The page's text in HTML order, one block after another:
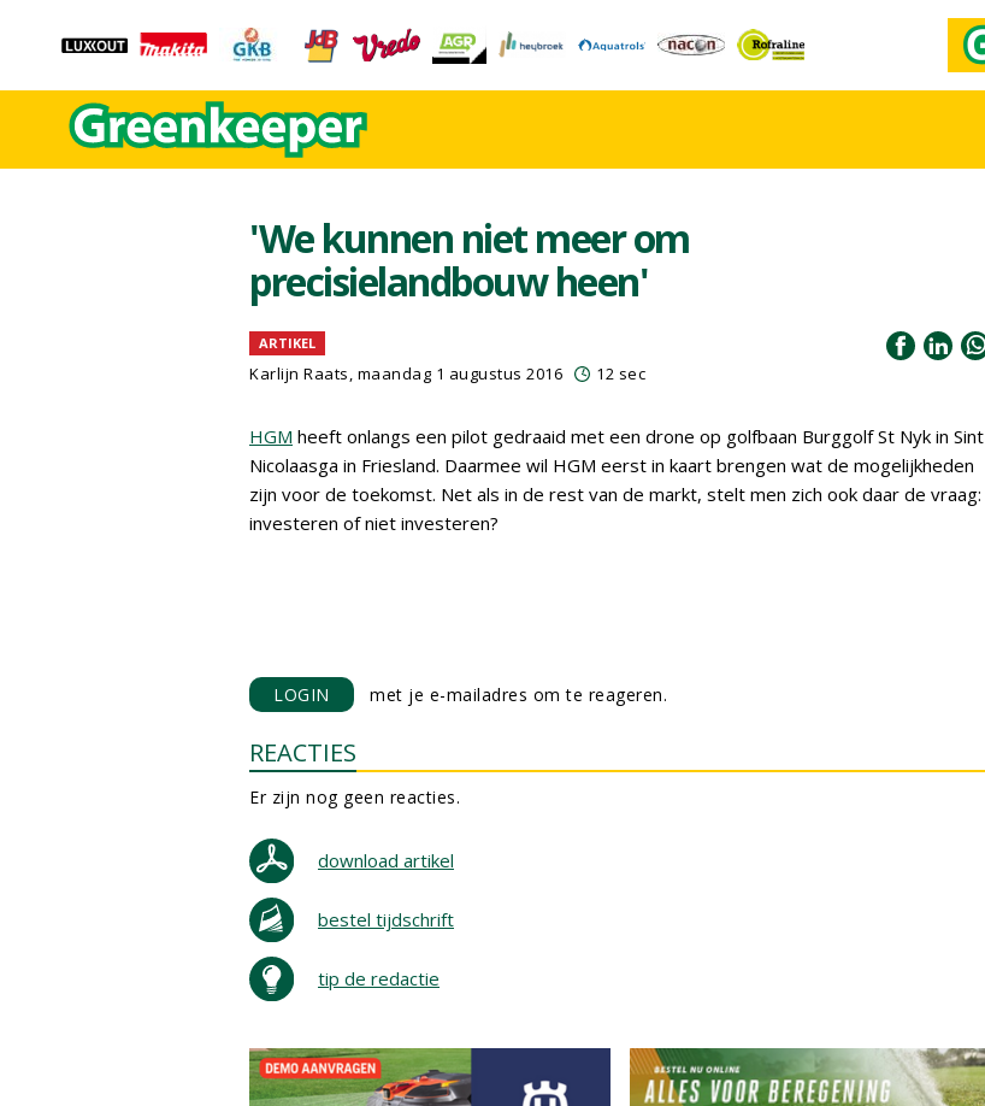
'We kunnen niet meer om
precisielandbouw heen'
ARTIKEL
Karlijn Raats, maandag 1 augustus 2016 12 sec
HGM heeft onlangs een pilot gedraaid met een drone op golfbaan Burggolf St Nyk in Sint
Nicolaasga in Friesland. Daarmee wil HGM eerst in kaart brengen wat de mogelijkheden
zijn voor de toekomst. Net als in de rest van de markt, stelt men zich ook daar de vraag:
investeren of niet investeren?
LOGIN met je e-mailadres om te reageren.
REACTIES
Er zijn nog geen reacties.
download artikel
bestel tijdschrift
tip de redactie